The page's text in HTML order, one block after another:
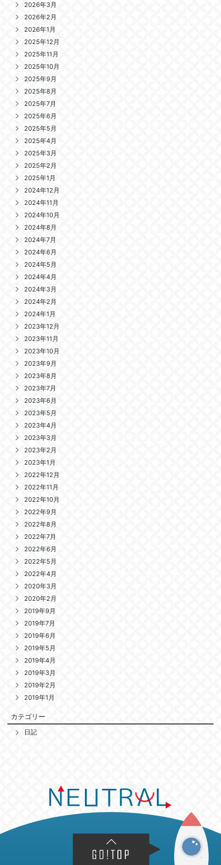
2026年3月
2026年2月
2026年1月
2025年12月
2025年11月
2025年10月
2025年9月
2025年8月
2025年7月
2025年6月
2025年5月
2025年4月
2025年3月
2025年2月
2025年1月
2024年12月
2024年11月
2024年10月
2024年8月
2024年7月
2024年6月
2024年5月
2024年4月
2024年3月
2024年2月
2024年1月
2023年12月
2023年11月
2023年10月
2023年9月
2023年8月
2023年7月
2023年6月
2023年5月
2023年4月
2023年3月
2023年2月
2023年1月
2022年12月
2022年11月
2022年10月
2022年9月
2022年8月
2022年7月
2022年6月
2022年5月
2022年4月
2020年3月
2020年2月
2019年9月
2019年7月
2019年6月
2019年5月
2019年4月
2019年3月
2019年2月
2019年1月
カテゴリー
日記